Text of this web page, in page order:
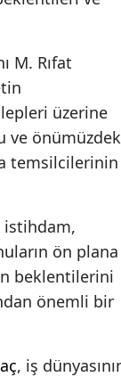
M. Rıfat
üzerine
ve
temsilcilerinin
istihdam,
ön plana
beklentilerini
önemli bir
, iş